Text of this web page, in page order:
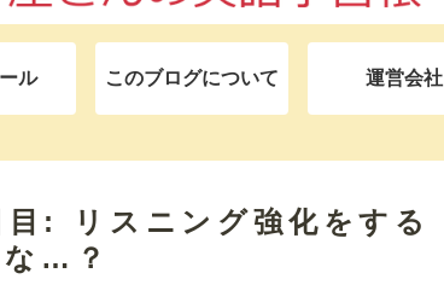
ル このブログについて 運営会社
: リスニング強化をする
…？